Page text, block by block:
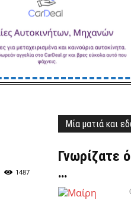
1487
Μία ματιά και
Γνωρίζατε
…